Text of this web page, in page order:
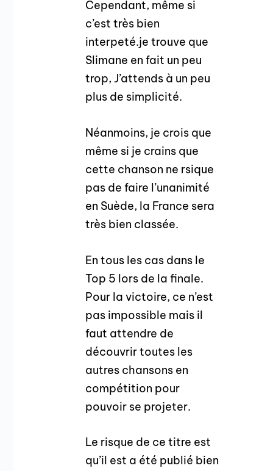
Cependant, même si
c’est très bien
interpeté.je trouve que
Slimane en fait un peu
trop, J’attends à un peu
plus de simplicité.
Néanmoins, je crois que
même si je crains que
cette chanson ne rsique
pas de faire l’unanimité
en Suède, la France sera
très bien classée.
En tous les cas dans le
Top 5 lors de la finale.
Pour la victoire, ce n’est
pas impossible mais il
faut attendre de
découvrir toutes les
autres chansons en
compétition pour
pouvoir se projeter.
Le risque de ce titre est
qu’il est a été publié bien